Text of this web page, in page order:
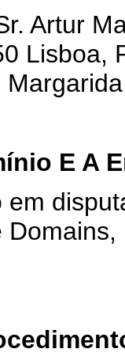
Artur
Lisboa,
E A